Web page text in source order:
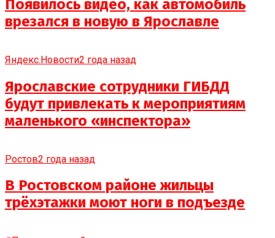
Появилось видео, как автомобиль
врезался в новую в Ярославле
Яндекс.Новости2 года назад
Ярославские сотрудники ГИБДД
будут привлекать к мероприятиям
маленького «инспектора»
Ростов2 года назад
В Ростовском районе жильцы
трёхэтажки моют ноги в подъезде